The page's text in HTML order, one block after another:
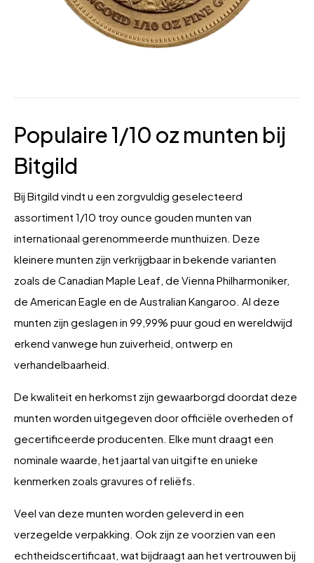
Populaire 1/10 oz munten bij
Bitgild
Bij Bitgild vindt u een zorgvuldig geselecteerd
assortiment 1/10 troy ounce gouden munten van
internationaal gerenommeerde munthuizen. Deze
kleinere munten zijn verkrijgbaar in bekende varianten
zoals de Canadian Maple Leaf, de Vienna Philharmoniker,
de American Eagle en de Australian Kangaroo. Al deze
munten zijn geslagen in 99,99% puur goud en wereldwijd
erkend vanwege hun zuiverheid, ontwerp en
verhandelbaarheid.
De kwaliteit en herkomst zijn gewaarborgd doordat deze
munten worden uitgegeven door officiële overheden of
gecertificeerde producenten. Elke munt draagt een
nominale waarde, het jaartal van uitgifte en unieke
kenmerken zoals gravures of reliëfs.
Veel van deze munten worden geleverd in een
verzegelde verpakking. Ook zijn ze voorzien van een
echtheidscertificaat, wat bijdraagt aan het vertrouwen bij